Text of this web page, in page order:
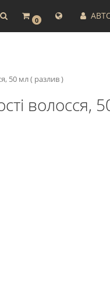
0
50 мл ( разлив )
волосся,